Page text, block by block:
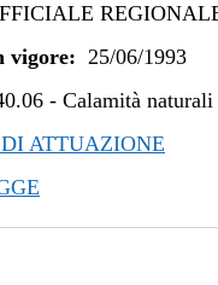
vigore: 25/06/1993
-Calamità
ATTUAZIONE